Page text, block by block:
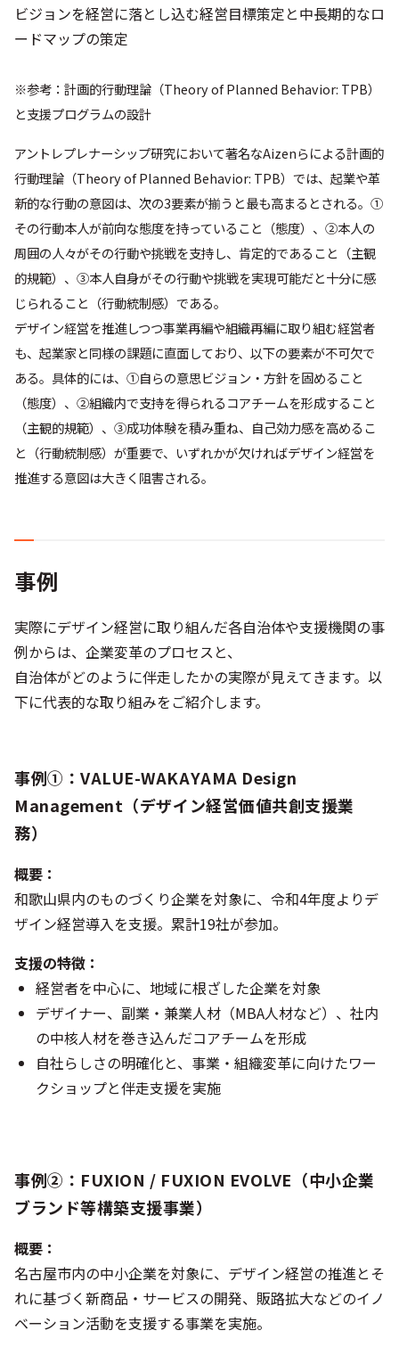
ビジョンを経営に落とし込む経営目標策定と中長期的なロ
ードマップの策定
※参考：計画的行動理論（Theory of Planned Behavior: TPB）
と支援プログラムの設計
アントレプレナーシップ研究において著名なAizenらによる計画的
行動理論（Theory of Planned Behavior: TPB）では、起業や革
新的な行動の意図は、次の3要素が揃うと最も高まるとされる。①
その行動本人が前向な態度を持っていること（態度）、②本人の
周囲の人々がその行動や挑戦を支持し、肯定的であること（主観
的規範）、➂本人自身がその行動や挑戦を実現可能だと十分に感
じられること（行動統制感）である。
デザイン経営を推進しつつ事業再編や組織再編に取り組む経営者
も、起業家と同様の課題に直面しており、以下の要素が不可欠で
ある。具体的には、①自らの意思ビジョン・方針を固めること
（態度）、②組織内で支持を得られるコアチームを形成すること
（主観的規範）、➂成功体験を積み重ね、自己効力感を高めるこ
と（行動統制感）が重要で、いずれかが欠ければデザイン経営を
推進する意図は大きく阻害される。
事例
実際にデザイン経営に取り組んだ各自治体や支援機関の事
例からは、企業変革のプロセスと、
自治体がどのように伴走したかの実際が見えてきます。以
下に代表的な取り組みをご紹介します。
事例①：VALUE-WAKAYAMA Design
Management（デザイン経営価値共創支援業
務）
概要：
和歌山県内のものづくり企業を対象に、令和4年度よりデ
ザイン経営導入を支援。累計19社が参加。
支援の特徴：
経営者を中心に、地域に根ざした企業を対象
デザイナー、副業・兼業人材（MBA人材など）、社内
の中核人材を巻き込んだコアチームを形成
自社らしさの明確化と、事業・組織変革に向けたワー
クショップと伴走支援を実施
事例②：FUXION / FUXION EVOLVE（中小企業
ブランド等構築支援事業）
概要：
名古屋市内の中小企業を対象に、デザイン経営の推進とそ
れに基づく新商品・サービスの開発、販路拡大などのイノ
ベーション活動を支援する事業を実施。